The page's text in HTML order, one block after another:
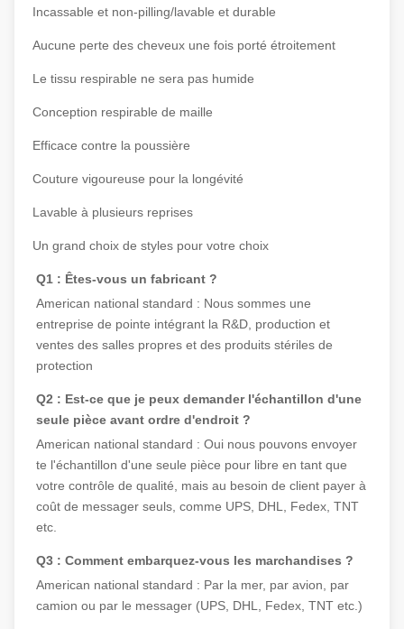
Incassable et non-pilling/lavable et durable
Aucune perte des cheveux une fois porté étroitement
Le tissu respirable ne sera pas humide
Conception respirable de maille
Efficace contre la poussière
Couture vigoureuse pour la longévité
Lavable à plusieurs reprises
Un grand choix de styles pour votre choix
Q1 : Êtes-vous un fabricant ?
American national standard : Nous sommes une
entreprise de pointe intégrant la R&D, production et
ventes des salles propres et des produits stériles de
protection
Q2 : Est-ce que je peux demander l'échantillon d'une
seule pièce avant ordre d'endroit ?
American national standard : Oui nous pouvons envoyer
te l'échantillon d'une seule pièce pour libre en tant que
votre contrôle de qualité, mais au besoin de client payer à
coût de messager seuls, comme UPS, DHL, Fedex, TNT
etc.
Q3 : Comment embarquez-vous les marchandises ?
American national standard : Par la mer, par avion, par
camion ou par le messager (UPS, DHL, Fedex, TNT etc.)